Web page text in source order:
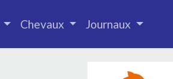
Chevaux Journaux